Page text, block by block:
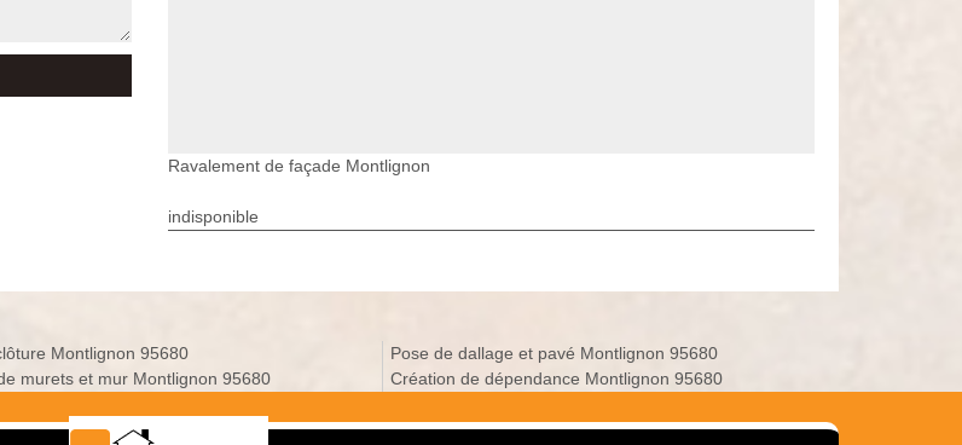
Ravalement de façade Montlignon
indisponible
Montlignon 95680
murets et mur Montlignon 95680
Pose de dallage et pavé Montlignon 95680
Création de dépendance Montlignon 95680